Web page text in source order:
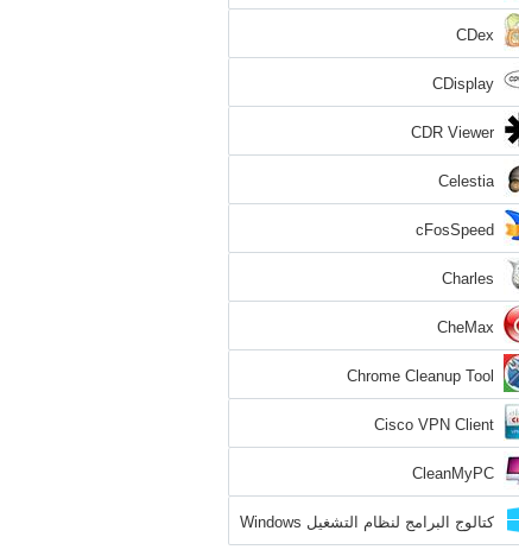
CDex
CDisplay
CDR Viewer
Celestia
cFosSpeed
Charles
CheMax
Chrome Cleanup Tool
Cisco VPN Client
CleanMyPC
كتالوج البرامج لنظام التشغيل Windows
8